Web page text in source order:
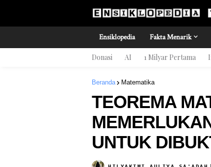
Ensiklopedia Fakta Menarik
Donasi AI 1 Milyar Pertama
Beranda Matematika
TEOREMA
UNTUK